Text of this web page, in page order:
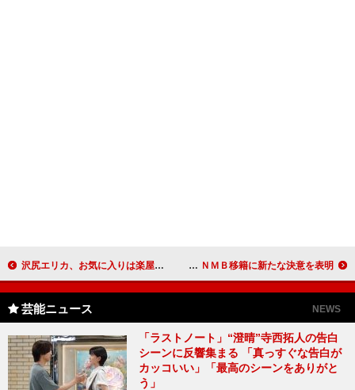
沢尻エリカ、お気に入りは楽屋での舌打ちシーン 「自分もやってたな～」 ＡＫＢ藤江れいな「“ＡＫＢ臭”を捨てていく」 ＮＭＢ移籍に新たな決意を表明
芸能ニュース NEWS
「ラストノート」“澄晴”寺西拓人の告白
シーンに反響集まる 「真っすぐな告白が
カッコいい」「最高のシーンをありがと
う」